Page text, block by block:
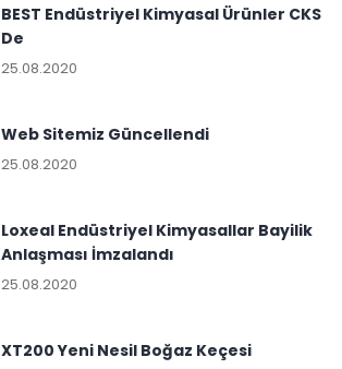
BEST Endüstriyel Kimyasal Ürünler CKS
De
25.08.2020
Web Sitemiz Güncellendi
25.08.2020
Loxeal Endüstriyel Kimyasallar Bayilik
Anlaşması İmzalandı
25.08.2020
XT200 Yeni Nesil Boğaz Keçesi